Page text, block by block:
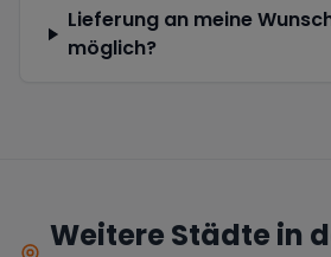
Lieferung an meine
möglich?
Weitere Städte in